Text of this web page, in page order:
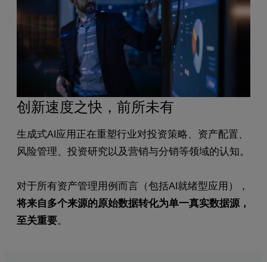
创新速度之快，前所未有
生成式AI应用正在重塑行业对投资策略、资产配置、
风险管理、投资研究以及营销与分销等领域的认知。
对于所有资产管理用例而言（包括AI就绪型应用），
将来自多个来源的原始数据转化为单一真实数据源，
至关重要。